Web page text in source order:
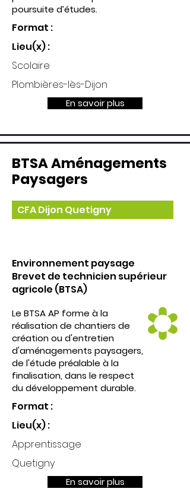
poursuite d’études.
Format :
Lieu(x) :
Scolaire
Plombières-lès-Dijon
En savoir plus
BTSA Aménagements
Paysagers
CFA Dijon Quetigny
Environnement paysage
Brevet de technicien supérieur
agricole (BTSA)
Le BTSA AP forme à la
réalisation de chantiers de
création ou d'entretien
d'aménagements paysagers,
de l'étude préalable à la
finalisation, dans le respect
du développement durable.
Format :
Lieu(x) :
Apprentissage
Quetigny
En savoir plus